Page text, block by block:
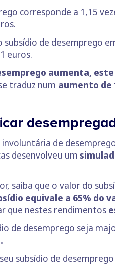
corresponde a 1,15
subsídio de desemprego
euros.
aumenta, este
traduz num aumento de
de
desenvolveu um
saiba que o valor do
equivale a 65% do
que nestes rendimentos
de desemprego seja
subsídio de